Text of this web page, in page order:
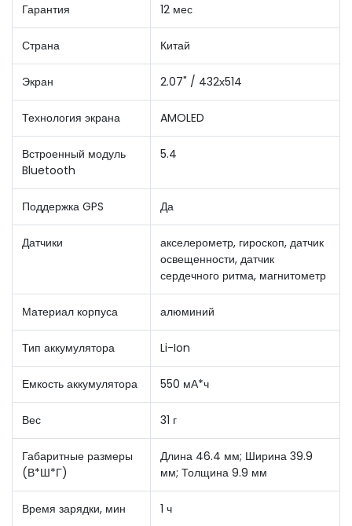
Гарантия 12 мес
Страна Китай
Экран 2.07" / 432х514
Технология экрана AMOLED
Встроенный модуль
Bluetooth
5.4
Поддержка GPS Да
Датчики
акселерометр, гироскоп, датчик
освещенности, датчик
сердечного ритма, магнитометр
Материал корпуса алюминий
Тип аккумулятора Li-Ion
Емкость аккумулятора 550 мА*ч
Вес 31 г
Габаритные размеры
(В*Ш*Г)
Длина 46.4 мм; Ширина 39.9
мм; Толщина 9.9 мм
Время зарядки, мин 1 ч